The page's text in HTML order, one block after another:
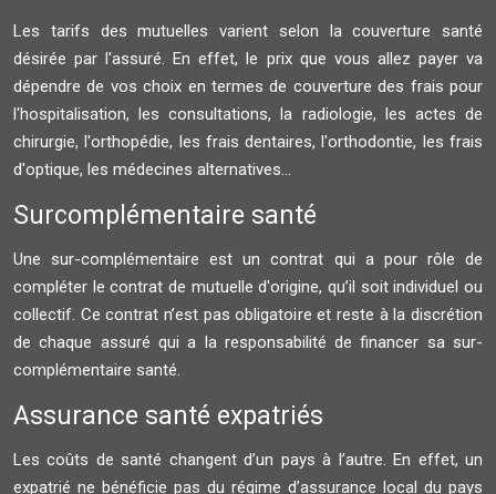
Les tarifs des mutuelles varient selon la couverture santé
désirée par l'assuré. En effet, le prix que vous allez payer va
dépendre de vos choix en termes de couverture des frais pour
l'hospitalisation, les consultations, la radiologie, les actes de
chirurgie, l'orthopédie, les frais dentaires, l'orthodontie, les frais
d'optique, les médecines alternatives...
Surcomplémentaire santé
Une sur-complémentaire est un contrat qui a pour rôle de
compléter le contrat de mutuelle d'origine, qu’il soit individuel ou
collectif. Ce contrat n’est pas obligatoire et reste à la discrétion
de chaque assuré qui a la responsabilité de financer sa sur-
complémentaire santé.
Assurance santé expatriés
Les coûts de santé changent d’un pays à l’autre. En effet, un
expatrié ne bénéficie pas du régime d’assurance local du pays